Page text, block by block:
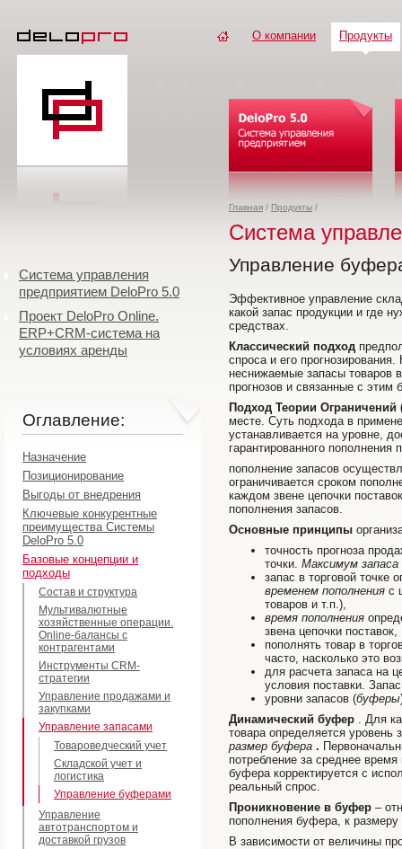
О компании Продукты
Главная / Продукты /
Система управления
предприятием DeloPro 5.0
Проект DeloPro Online.
ERP+CRM-система на
условиях аренды
Оглавление:
Назначение
Позиционирование
Выгоды от внедрения
Ключевые конкурентные
преимущества Системы
DeloPro 5.0
Базовые концепции и
подходы
Состав и структура
Мультивалютные
хозяйственные операции.
Online-балансы с
контрагентами
Инструменты CRM-
стратегии
Управление продажами и
закупками
Управление запасами
Товароведческий учет
Складской учет и
логистика
Управление буферами
Управление
автотранспортом и
доставкой грузов
Система
Управление
Эффективное управление
какой запас продукции и где
средствах.
Классический подход
спроса и его
неснижаемые запасы товаров
прогнозов и связанные с этим
Подход Теории
месте. Суть подхода в
устанавливается на уровне,
гарантированного
пополнение запасов
ограничивается сроком
каждом звене цепочки
пополнения запасов.
Основные принципы
точность прогноза
точки. Максимум
запас в торговой точке
временем пополнения с
товаров и т.п.),
время пополнения
звена цепочки поставок,
пополнять товар в
часто, насколько это
для расчета запаса на
условия поставки.
уровни запасов (буферы
Динамический буфер . Для
товара определяется уровень
размер буфера .
потребление за среднее
буфера корректируется с
реальный спрос.
Проникновение в буфер –
пополнения буфера, к
В зависимости от величины